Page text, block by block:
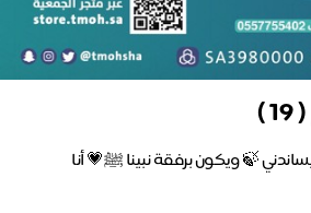
)
🍃 ويكون برفقة نبينا ﷺ💗 أنا